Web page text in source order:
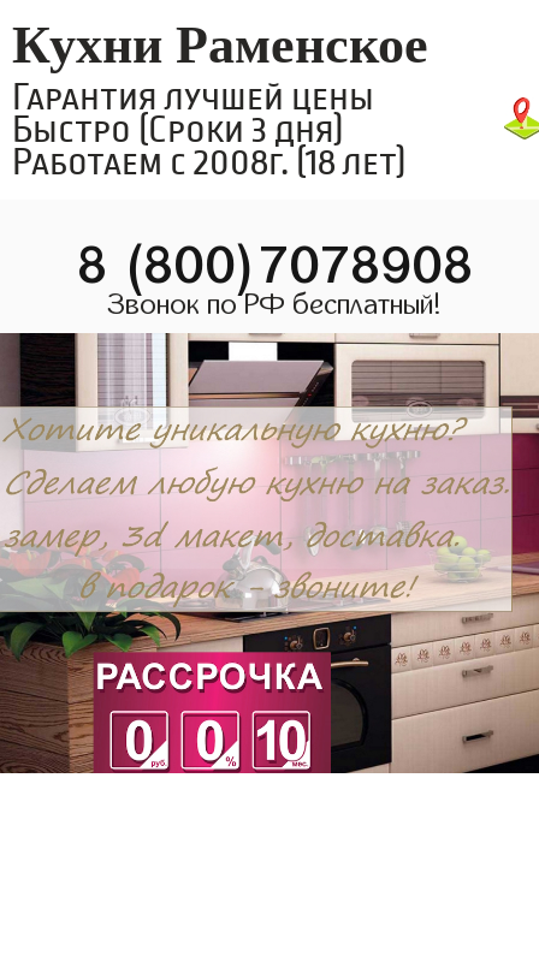
Кухни Раменское
Гарантия лучшей цены
Быстро (Сроки 3 дня)
Работаем с 2008г. (18 лет)
8 (800)7078908
Звонок по РФ бесплатный!